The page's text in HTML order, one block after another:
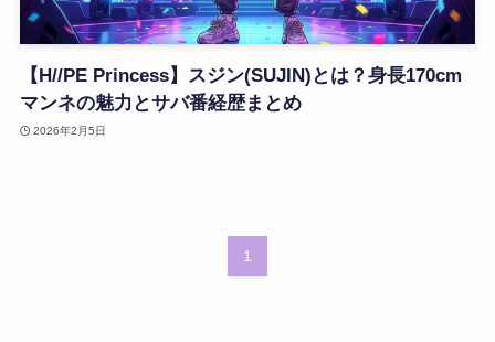
【H//PE Princess】スジン(SUJIN)とは？身長170cm
マンネの魅力とサバ番経歴まとめ
2026年2月5日
1